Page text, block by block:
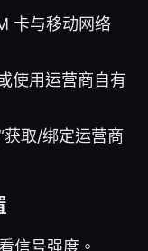
卡与移动网络
使用运营商自有
取/绑定运营商
信号强度。